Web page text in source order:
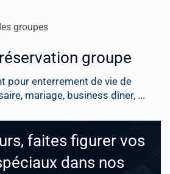
groupe
pour enterrement de vie de
mariage, business dîner, ...
faites figurer vos
dans nos